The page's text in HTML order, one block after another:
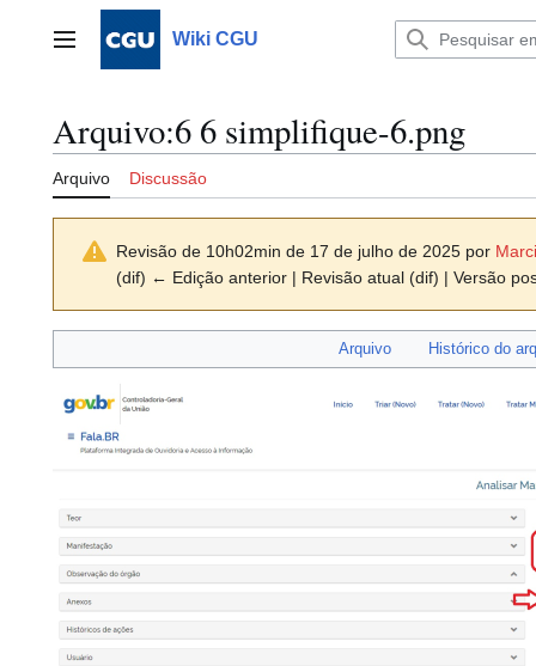
Menu principalWiki CGU
Arquivo:6 6 simplifique-6.png
Arquivo Discussão
Revisão de 10h02min de 17 de julho de 2025 por
(dif) ← Edição anterior | Revisão atual (dif) | Versão
Arquivo Histórico do